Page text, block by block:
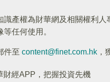
識產權為財華網及相關權利人
任何使用。
件至 content@finet.com.hk ，
財經APP，把握投資先機